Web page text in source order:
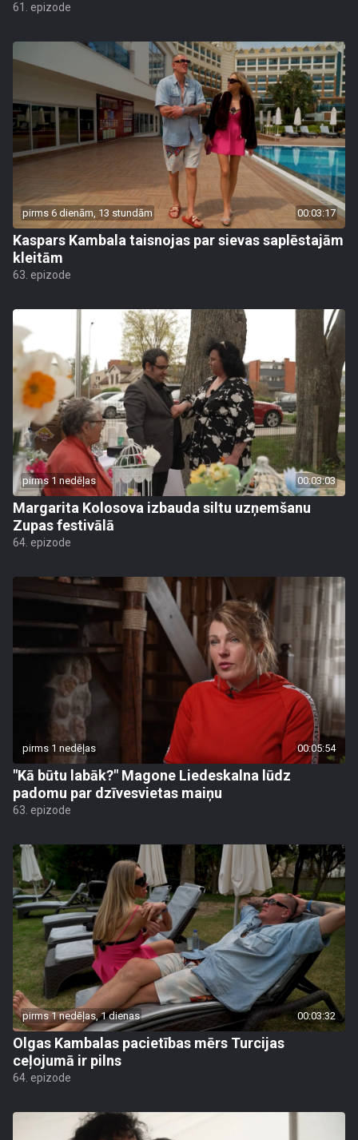
61. epizode
pirms 6 dienām, 13 stundām 00:03:17
Kaspars Kambala taisnojas par sievas saplēstajām
kleitām
63. epizode
pirms 1 nedēļas 00:03:03
Margarita Kolosova izbauda siltu uzņemšanu
Zupas festivālā
64. epizode
pirms 1 nedēļas 00:05:54
"Kā būtu labāk?" Magone Liedeskalna lūdz
padomu par dzīvesvietas maiņu
63. epizode
pirms 1 nedēļas, 1 dienas 00:03:32
Olgas Kambalas pacietības mērs Turcijas
ceļojumā ir pilns
64. epizode